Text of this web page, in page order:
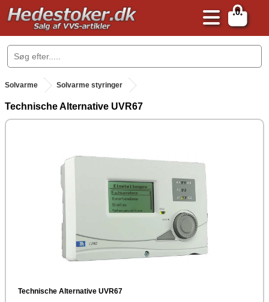
0
.
Solvarme Solvarme styringer
Technische Alternative UVR67
Technische Alternative UVR67